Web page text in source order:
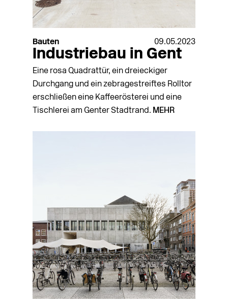
Bauten 09.05.2023
Industriebau in Gent
Eine rosa Quadrattür, ein dreieckiger
Durchgang und ein zebra­gestreiftes Rolltor
erschließen eine Kaffeerösterei und eine
Tisch­lerei am Genter Stadtrand. MEHR